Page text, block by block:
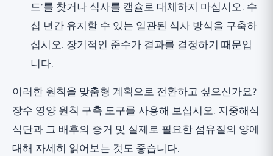
드'를 찾거나 식사를 캡슐로 대체하지 마십시오. 수
십 년간 유지할 수 있는 일관된 식사 방식을 구축하
십시오. 장기적인 준수가 결과를 결정하기 때문입
니다.
이러한 원칙을 맞춤형 계획으로 전환하고 싶으신가요?
장수 영양 원칙 구축 도구를 사용해 보십시오. 지중해식
식단과 그 배후의 증거 및 실제로 필요한 섬유질의 양에
대해 자세히 읽어보는 것도 좋습니다.